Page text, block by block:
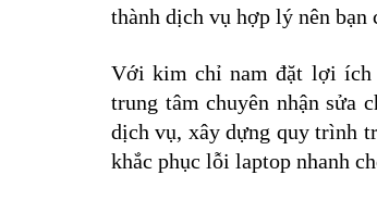
thành dịch vụ hợp lý nên bạn
Với kim chỉ nam đặt lợi ích
trung tâm chuyên nhận sửa
dịch vụ, xây dựng quy trình
khắc phục lỗi laptop nhanh